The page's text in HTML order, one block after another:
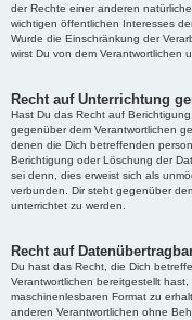
der Rechte einer anderen
wichtigen öffentlichen Interesses
Wurde die Einschränkung der
wirst Du von dem Verantwortlichen
Recht auf Unterrichtung
Hast Du das Recht auf
gegenüber dem Verantwortlichen
denen die Dich betreffenden
Berichtigung oder Löschung der
sei denn, dies erweist sich als
verbunden. Dir steht gegenüber
unterrichtet zu werden.
Recht auf
Du hast das Recht, die Dich
Verantwortlichen bereitgestellt
maschinenlesbaren Format zu
anderen Verantwortlichen ohne